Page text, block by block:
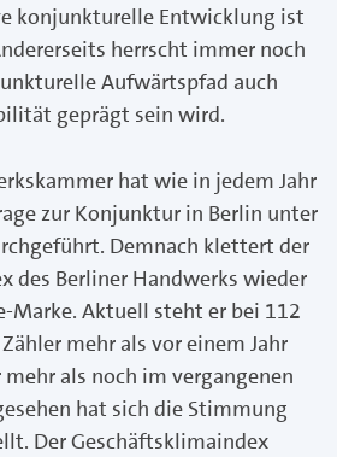
konjunkturelle Entwicklung ist
herrscht immer noch
Aufwärtspfad auch
geprägt sein wird.
hat wie in jedem Jahr
zur Konjunktur in Berlin unter
Demnach klettert der
des Berliner Handwerks wieder
Marke. Aktuell steht er bei 112
mehr als vor einem Jahr
als noch im vergangenen
hat sich die Stimmung
Der Geschäftsklimaindex